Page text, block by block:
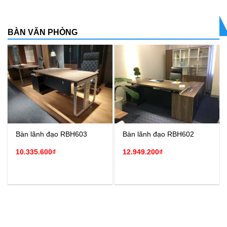
BÀN VĂN PHÒNG
Bàn lãnh đạo RBH603
10.335.600₫
Bàn lãnh đạo RBH602
12.949.200₫